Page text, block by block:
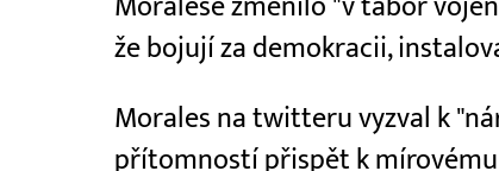
Moralese změnilo "v tábor
že bojují za demokracii,
Morales na twitteru vyzval k
přítomností přispět k mírovému